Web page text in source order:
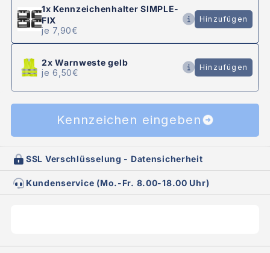
1x Kennzeichenhalter SIMPLE-
FIX
je 7,90€
Hinzufügen
2x Warnweste gelb
je 6,50€
Hinzufügen
Kennzeichen eingeben
SSL Verschlüsselung - Datensicherheit
Kundenservice (Mo.-Fr. 8.00-18.00 Uhr)